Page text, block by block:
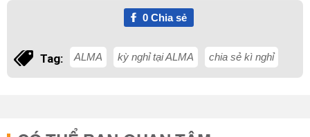
0Chia sẻ
Tag: ALMA kỳ nghỉ tại ALMA chia sẻ kì nghỉ